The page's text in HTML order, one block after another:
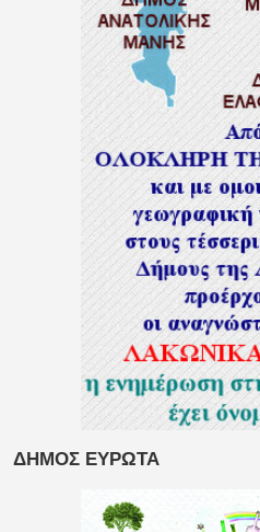
ΔΗΜΟΣ ΕΥΡΩΤΑ